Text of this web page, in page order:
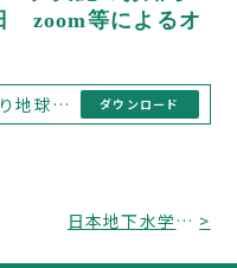
zoom等によるオ
日本地球惑星科学連合事務局より地球惑星科学分野大型研究計画ヒアリング実施のお知らせ（日時：令和3年6月26日 zoom等によるオンライン実施） ダウンロード
日本地下水学会若手支援・男女共同参画委員会より若手交流会（オンライン）開催のお知らせ（日時：令和3年5月28日 zoomによるオンライン開催、申込締切：5月17日） >